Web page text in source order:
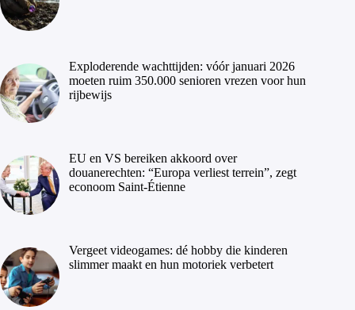
Exploderende wachttijden: vóór januari 2026
moeten ruim 350.000 senioren vrezen voor hun
rijbewijs
EU en VS bereiken akkoord over
douanerechten: “Europa verliest terrein”, zegt
econoom Saint-Étienne
Vergeet videogames: dé hobby die kinderen
slimmer maakt en hun motoriek verbetert